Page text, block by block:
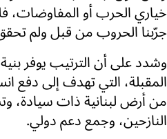
خياري الحرب أو المفاوضات،
جرّبنا الحروب من قبل ولم
وشدد على أن الترتيب يوفر
المقبلة، التي تهدف إلى دفع
من أرض لبنانية ذات سيادة،
النازحين، وجمع دعم دولي.